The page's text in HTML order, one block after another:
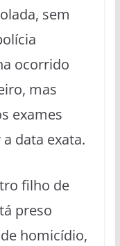
sem
ocorrido
mas
exames
data exata.
filho de
preso
homicídio,